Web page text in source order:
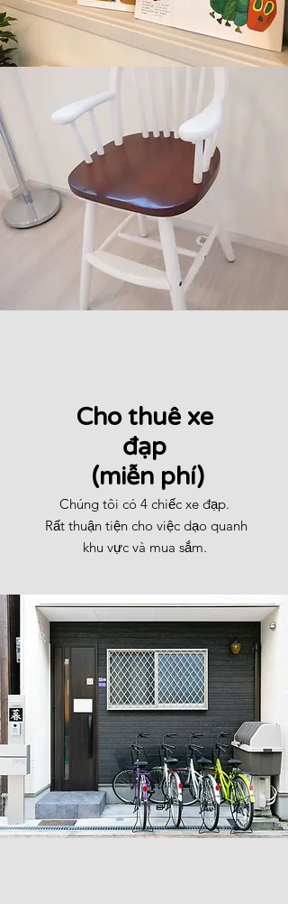
​Cho thuê xe
đạp
​ (miễn phí)
Chúng tôi có 4 chiếc xe đạp.
Rất thuận tiện cho việc dạo quanh
khu vực và mua sắm.